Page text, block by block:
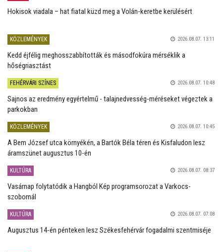
Hokisok viadala – hat fiatal küzd meg a Volán-keretbe kerülésért
KÖZLEMÉNYEK 2026.08.07. 13:11
Kedd éjfélig meghosszabbították és másodfokúra mérséklik a
hőségriasztást
FEHÉRVÁRI SZÍNES 2026.08.07. 10:48
Sajnos az eredmény egyértelmű - talajnedvesség-méréseket végeztek a
parkokban
KÖZLEMÉNYEK 2026.08.07. 10:45
A Bem József utca környékén, a Bartók Béla téren és Kisfaludon lesz
áramszünet augusztus 10-én
KULTÚRA 2026.08.07. 08:37
Vasárnap folytatódik a Hangból Kép programsorozat a Varkocs-
szobornál
KULTÚRA 2026.08.07. 07:08
Augusztus 14-én pénteken lesz Székesfehérvár fogadalmi szentmiséje